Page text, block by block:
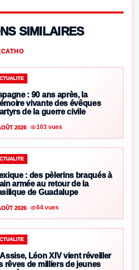
SIMILAIRES
: 90 ans après, la
vivante des évêques
de la guerre civile
2026 103 vues
: des pèlerins braqués à
armée au retour de la
de Guadalupe
2026 64 vues
Léon XIV vient réveiller
rêves de milliers de jeunes